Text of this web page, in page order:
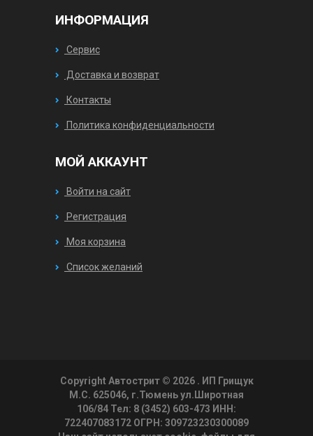
ИНФОРМАЦИЯ
Сервис
Доставка и возврат
Контакты
Политика конфиденциальности
МОЙ АККАУНТ
Войти на сайт
Регистрация
Моя корзина
Список желаний
Copyright Автострит © 2026 . ИП Грищук
М.С. 625046, г.Тюмень ул.Широтная
106/84 Тел: 8 (3452) 603-473 ИНН:
722407083172 ОГРН: 309723230300089